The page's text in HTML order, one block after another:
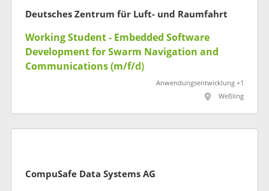
Deutsches Zentrum für Luft- und Raumfahrt
Working Student - Embedded Software
Development for Swarm Navigation and
Communications (m/f/d)
Anwendungsentwicklung +1
Weßling
CompuSafe Data Systems AG